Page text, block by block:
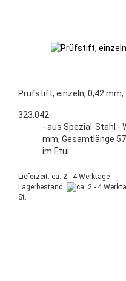
Prüfstift, einzeln, 0,42 mm,
323.042
- aus Spezial-Stahl -
mm, Gesamtlänge
im Etui
Lieferzeit: ca. 2 - 4 Werktage
Lagerbestand:
St.